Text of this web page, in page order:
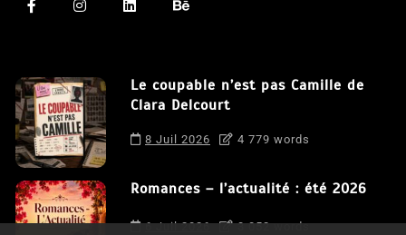
Le coupable n’est pas Camille de
Clara Delcourt
8 Juil 2026 4 779 words
Romances – l’actualité : été 2026
6 Juil 2026 3 052 words